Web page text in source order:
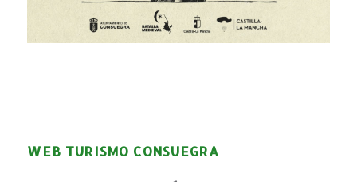
WEB TURISMO CONSUEGRA